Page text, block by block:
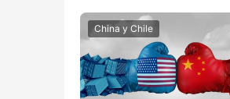
China y Chile